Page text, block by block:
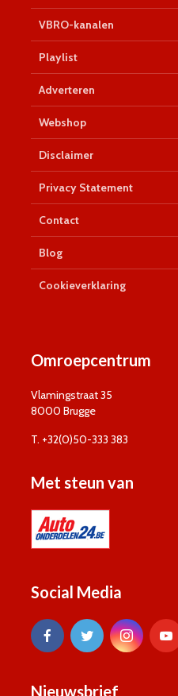
VBRO-kanalen
Playlist
Adverteren
Webshop
Disclaimer
Privacy Statement
Contact
Blog
Cookieverklaring
Omroepcentrum
Vlamingstraat 35
8000 Brugge
T. +32(0)50-333 383
Met steun van
Social Media
Nieuwsbrief